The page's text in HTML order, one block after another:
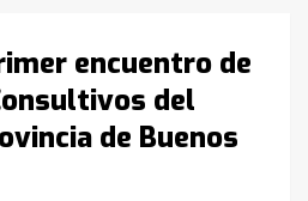
encuentro de
del
de Buenos